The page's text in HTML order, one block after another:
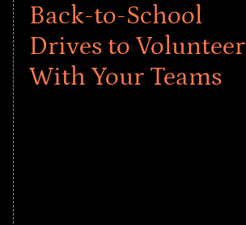
Back-to-School
Drives to Volunteer
With Your Teams